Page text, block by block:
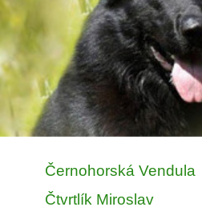
Černohorská Vendula
Čtvrtlík Miroslav